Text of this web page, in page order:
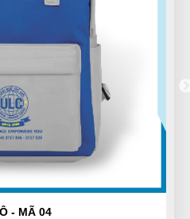
mua hàng online không
này thì quá good luôn
cảm thấy rất ok
LÔ - MÃ 06